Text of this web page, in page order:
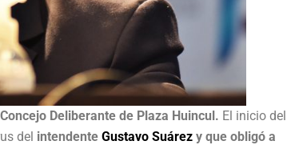
Deliberante de Plaza Huincul. El inicio
del intendente Gustavo Suárez y que obligó a